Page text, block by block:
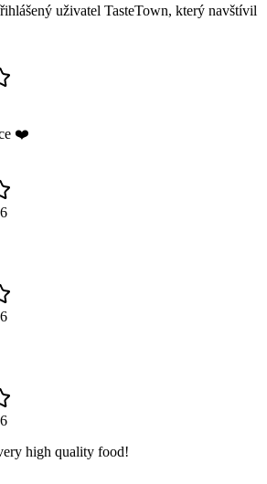
uživatel TasteTown, který navštívil
❤️
high quality food!